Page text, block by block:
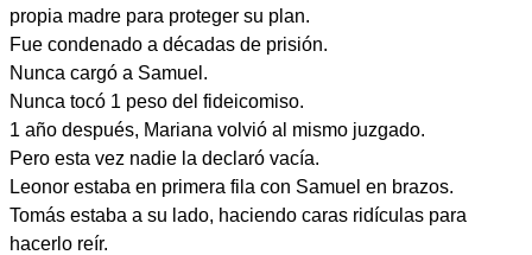
propia madre para proteger su plan.
Fue condenado a décadas de prisión.
Nunca cargó a Samuel.
Nunca tocó 1 peso del fideicomiso.
1 año después, Mariana volvió al mismo juzgado.
Pero esta vez nadie la declaró vacía.
Leonor estaba en primera fila con Samuel en brazos.
Tomás estaba a su lado, haciendo caras ridículas para
hacerlo reír.